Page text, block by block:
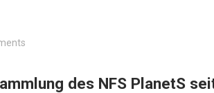
des NFS PlanetS